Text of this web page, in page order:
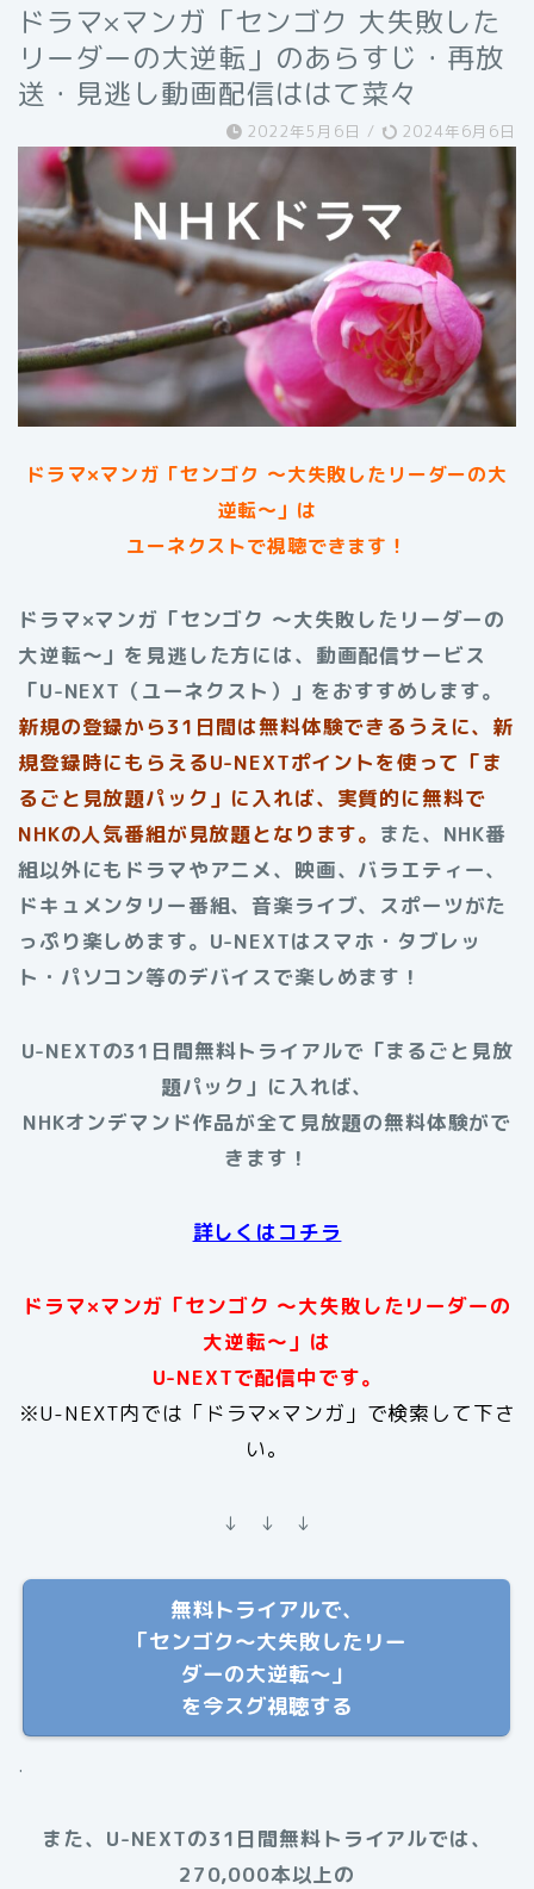
ドラマ×マンガ「センゴク 大失敗した
リーダーの大逆転」のあらすじ・再放
送・見逃し動画配信ははて菜々
2022年5月6日 / 2024年6月6日
ドラマ×マンガ「センゴク 〜大失敗したリーダーの大
逆転〜」は
ユーネクストで視聴できます！
ドラマ×マンガ「センゴク 〜大失敗したリーダーの
大逆転〜」を見逃した方には、動画配信サービス
「U-NEXT（ユーネクスト）」をおすすめします。
新規の登録から31日間は無料体験できるうえに、新
規登録時にもらえるU-NEXTポイントを使って「ま
るごと見放題パック」に入れば、実質的に無料で
NHKの人気番組が見放題となります。 また、NHK番
組以外にもドラマやアニメ、映画、バラエティー、
ドキュメンタリー番組、音楽ライブ、スポーツがた
っぷり楽しめます。U-NEXTはスマホ・タブレッ
ト・パソコン等のデバイスで楽しめます！
U-NEXTの31日間無料トライアルで「まるごと見放
題パック」に入れば、
NHKオンデマンド作品が全て見放題の無料体験がで
きます！
詳しくはコチラ
ドラマ×マンガ「センゴク 〜大失敗したリーダーの
大逆転〜」は
U-NEXTで配信中です。
※U-NEXT内では「ドラマ×マンガ」で検索して下さ
い。
↓ ↓ ↓
無料トライアルで、
「センゴク〜大失敗したリー
ダーの大逆転〜」
を今スグ視聴する
.
また、U-NEXTの31日間無料トライアルでは、
270,000本以上の